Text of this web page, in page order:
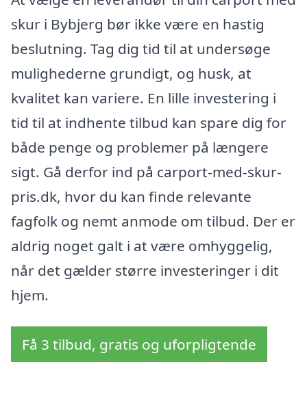
skur i Bybjerg bør ikke være en hastig
beslutning. Tag dig tid til at undersøge
mulighederne grundigt, og husk, at
kvalitet kan variere. En lille investering i
tid til at indhente tilbud kan spare dig for
både penge og problemer på længere
sigt. Gå derfor ind på carport-med-skur-
pris.dk, hvor du kan finde relevante
fagfolk og nemt anmode om tilbud. Der er
aldrig noget galt i at være omhyggelig,
når det gælder større investeringer i dit
hjem.
Få 3 tilbud, gratis og uforpligtende